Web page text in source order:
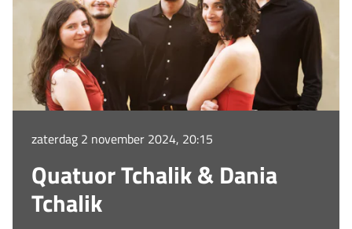
zaterdag 2 november 2024, 20:15
Quatuor Tchalik & Dania
Tchalik